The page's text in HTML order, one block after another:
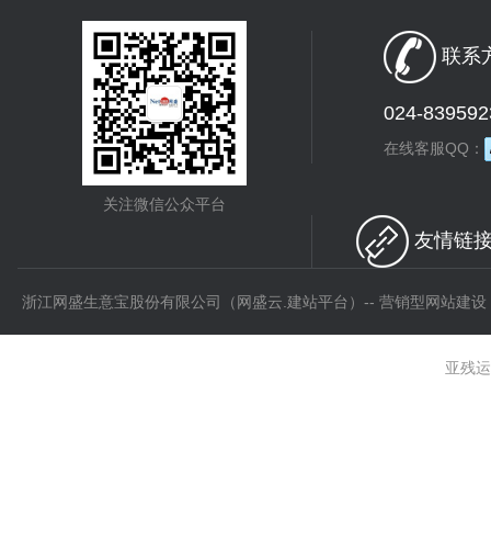
关注微信公众平台
联系
024-
在线客服QQ：
友情链
浙江网盛生意宝股份有限公司（网盛云.建站平台）-- 营销型网站建
亚残